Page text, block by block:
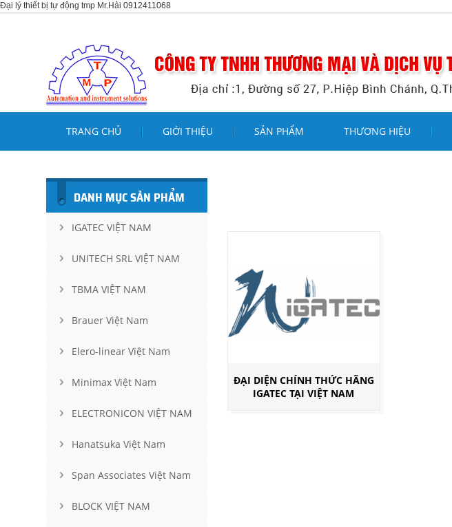
Đại lý thiết bị tự động tmp Mr.Hải 0912411068
TRANG CHỦ GIỚI THIỆU SẢN PHẨM THƯƠNG HIỆU
DANH MỤC SẢN PHẨM
IGATEC VIỆT NAM
UNITECH SRL VIỆT NAM
TBMA VIỆT NAM
Brauer Việt Nam
Elero-linear Việt Nam
Minimax Việt Nam
ELECTRONICON VIỆT NAM
Hanatsuka Việt Nam
Span Associates Việt Nam
BLOCK VIỆT NAM
ĐẠI DIỆN CHÍNH THỨC HÃNG
IGATEC TẠI VIỆT NAM